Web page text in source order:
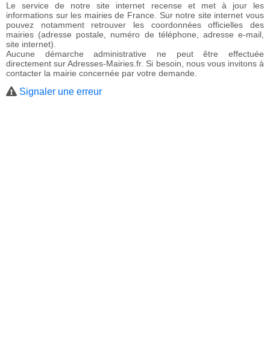
Le service de notre site internet recense et met à jour les
informations sur les mairies de France. Sur notre site internet vous
pouvez notamment retrouver les coordonnées officielles des
mairies (adresse postale, numéro de téléphone, adresse e-mail,
site internet).
Aucune démarche administrative ne peut être effectuée
directement sur Adresses-Mairies.fr. Si besoin, nous vous invitons à
contacter la mairie concernée par votre demande.
Signaler une erreur